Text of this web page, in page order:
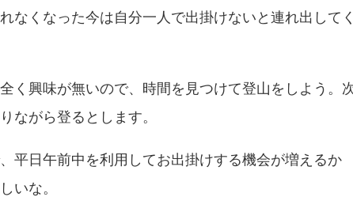
なくなった今は自分一人で出掛けないと連れ出して
く興味が無いので、時間を見つけて登山をしよう。
ながら登るとします。
平日午前中を利用してお出掛けする機会が増えるか
いな。